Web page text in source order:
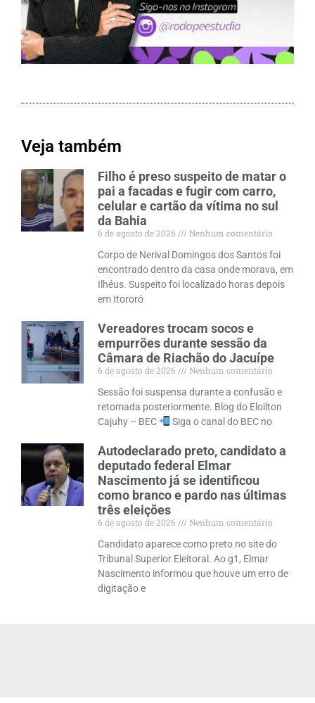
Veja também
Filho é preso suspeito de matar o
pai a facadas e fugir com carro,
celular e cartão da vítima no sul
da Bahia
6 de agosto de 2026
Nenhum comentário
Corpo de Nerival Domingos dos Santos foi
encontrado dentro da casa onde morava, em
Ilhéus. Suspeito foi localizado horas depois
em Itororó
Vereadores trocam socos e
empurrões durante sessão da
Câmara de Riachão do Jacuípe
6 de agosto de 2026
Nenhum comentário
Sessão foi suspensa durante a confusão e
retomada posteriormente. Blog do Eloilton
Cajuhy – BEC
Siga o canal do BEC no
Autodeclarado preto, candidato a
deputado federal Elmar
Nascimento já se identificou
como branco e pardo nas últimas
três eleições
6 de agosto de 2026
Nenhum comentário
Candidato aparece como preto no site do
Tribunal Superior Eleitoral. Ao g1, Elmar
Nascimento informou que houve um erro de
digitação e